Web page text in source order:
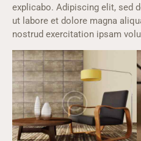
explicabo. Adipiscing elit, sed
ut labore et dolore magna
nostrud exercitation ipsam